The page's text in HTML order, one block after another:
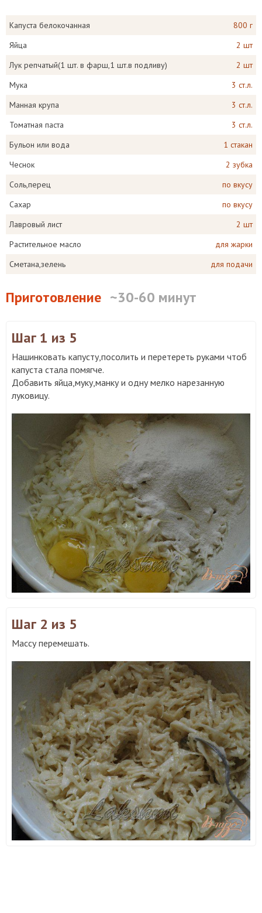
Капуста белокочанная
800 г
Яйца
2 шт
Лук репчатый(1 шт. в фарш,1 шт.в подливу)
2 шт
Мука
3 ст.л.
Манная крупа
3 ст.л.
Томатная паста
3 ст.л.
Бульон или вода
1 стакан
Чеснок
2 зубка
Соль,перец
по вкусу
Сахар
по вкусу
Лавровый лист
2 шт
Растительное масло
для жарки
Сметана,зелень
для подачи
Приготовление ~30-60 минут
Шаг 1 из 5
Нашинковать капусту,посолить и перетереть руками чтоб
капуста стала помягче.
Добавить яйца,муку,манку и одну мелко нарезанную
луковицу.
Шаг 2 из 5
Массу перемешать.